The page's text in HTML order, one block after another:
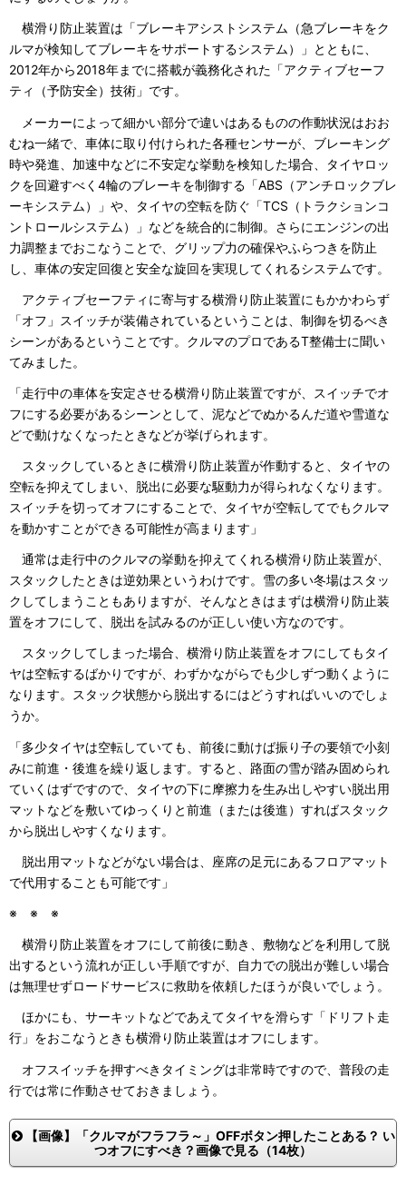
横滑り防止装置は「ブレーキアシストシステム（急ブレーキをク
ルマが検知してブレーキをサポートするシステム）」とともに、
2012年から2018年までに搭載が義務化された「アクティブセーフ
ティ（予防安全）技術」です。
メーカーによって細かい部分で違いはあるものの作動状況はおお
むね一緒で、車体に取り付けられた各種センサーが、ブレーキング
時や発進、加速中などに不安定な挙動を検知した場合、タイヤロッ
クを回避すべく4輪のブレーキを制御する「ABS（アンチロックブレ
ーキシステム）」や、タイヤの空転を防ぐ「TCS（トラクションコ
ントロールシステム）」などを統合的に制御。さらにエンジンの出
力調整までおこなうことで、グリップ力の確保やふらつきを防止
し、車体の安定回復と安全な旋回を実現してくれるシステムです。
アクティブセーフティに寄与する横滑り防止装置にもかかわらず
「オフ」スイッチが装備されているということは、制御を切るべき
シーンがあるということです。クルマのプロであるT整備士に聞い
てみました。
「走行中の車体を安定させる横滑り防止装置ですが、スイッチでオ
フにする必要があるシーンとして、泥などでぬかるんだ道や雪道な
どで動けなくなったときなどが挙げられます。
スタックしているときに横滑り防止装置が作動すると、タイヤの
空転を抑えてしまい、脱出に必要な駆動力が得られなくなります。
スイッチを切ってオフにすることで、タイヤが空転してでもクルマ
を動かすことができる可能性が高まります」
通常は走行中のクルマの挙動を抑えてくれる横滑り防止装置が、
スタックしたときは逆効果というわけです。雪の多い冬場はスタッ
クしてしまうこともありますが、そんなときはまずは横滑り防止装
置をオフにして、脱出を試みるのが正しい使い方なのです。
スタックしてしまった場合、横滑り防止装置をオフにしてもタイ
ヤは空転するばかりですが、わずかながらでも少しずつ動くように
なります。スタック状態から脱出するにはどうすればいいのでしょ
うか。
「多少タイヤは空転していても、前後に動けば振り子の要領で小刻
みに前進・後進を繰り返します。すると、路面の雪が踏み固められ
ていくはずですので、タイヤの下に摩擦力を生み出しやすい脱出用
マットなどを敷いてゆっくりと前進（または後進）すればスタック
から脱出しやすくなります。
脱出用マットなどがない場合は、座席の足元にあるフロアマット
で代用することも可能です」
※ ※ ※
横滑り防止装置をオフにして前後に動き、敷物などを利用して脱
出するという流れが正しい手順ですが、自力での脱出が難しい場合
は無理せずロードサービスに救助を依頼したほうが良いでしょう。
ほかにも、サーキットなどであえてタイヤを滑らす「ドリフト走
行」をおこなうときも横滑り防止装置はオフにします。
オフスイッチを押すべきタイミングは非常時ですので、普段の走
行では常に作動させておきましょう。
【画像】「クルマがフラフラ～」OFFボタン押したことある？ い
つオフにすべき？画像で見る（14枚）